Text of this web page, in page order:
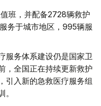
班，并配备2728辆救护
务于城市地区，995辆服
服务体系建设仍是国家卫
，全国正在持续更新救护
引入新的急救医疗服务组